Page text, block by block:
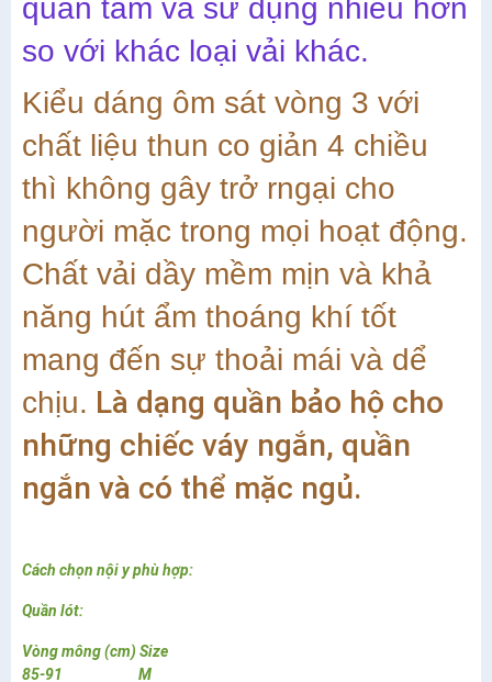
quan tâm và sử dụng nhiều hơn
so với khác loại vải khác.
Kiểu dáng ôm sát vòng 3 với
chất liệu thun co giản 4 chiều
thì không gây trở rngại cho
người mặc trong mọi hoạt động.
Chất vải dầy mềm mịn và khả
năng hút ẩm thoáng khí tốt
mang đến sự thoải mái và dể
chịu. Là dạng quần bảo hộ cho
những chiếc váy ngắn, quần
ngắn và có thể mặc ngủ.
Cách chọn nội y phù hợp:
Quần lót:
Vòng mông (cm) Size
85-91 M